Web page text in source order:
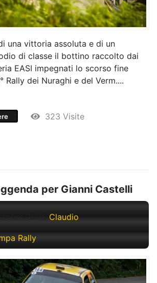
una vittoria assoluta e di un
di classe il bottino raccolto dai
EASI impegnati lo scorso fine
Rally dei Nuraghi e del Verm....
323 Visite
per Gianni Castelli
2025 Claudio
Rally